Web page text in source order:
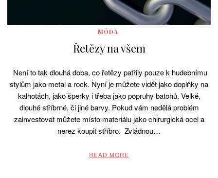
MÓDA
Řetězy na všem
Není to tak dlouhá doba, co řetězy patřily pouze k hudebnímu
stylům jako metal a rock. Nyní je můžete vidět jako doplňky na
kalhotách, jako šperky i třeba jako popruhy batohů. Velké,
dlouhé stříbrné, či jiné barvy. Pokud vám nedělá problém
zainvestovat můžete místo materiálu jako chirurgická ocel a
nerez koupit stříbro. Zvládnou…
READ MORE